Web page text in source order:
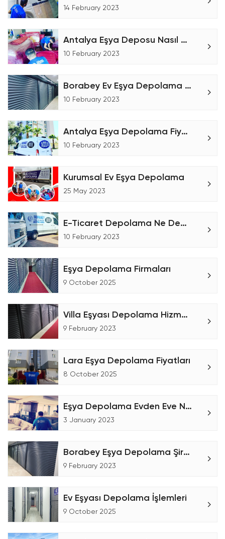
14 February 2023
Antalya Eşya Deposu Nasıl Çalışır?
10 February 2023
Borabey Ev Eşya Depolama Tesisi
10 February 2023
Antalya Eşya Depolama Fiyatları
10 February 2023
Kurumsal Ev Eşya Depolama
25 May 2023
E-Ticaret Depolama Ne Demektir
10 February 2023
Eşya Depolama Firmaları
9 October 2025
Villa Eşyası Depolama Hizmeti - Eşya Depolama
9 February 2023
Lara Eşya Depolama Fiyatları
8 October 2025
Eşya Depolama Evden Eve Nakliyat
3 January 2023
Borabey Eşya Depolama Şirketi
9 February 2023
Ev Eşyası Depolama İşlemleri
9 October 2025